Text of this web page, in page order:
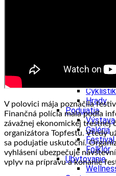
Výlet
Hrady
Podujatia
Výstava
Galéria
Festival
Folklór
Ubytovanie
V polovici mája poznačila
Finančná polícia mala podľa
závažnej ekonomickej trestnej
organizátora Topfestu. Vtedy
sa podujatie uskutoční.
vyhlásení ubezpečuje
vplyv na prípravu a konanie